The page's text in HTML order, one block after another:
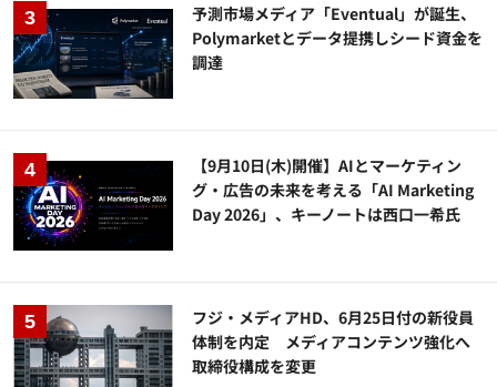
予測市場メディア「Eventual」が誕生、
Polymarketとデータ提携しシード資金を
調達
【9月10日(木)開催】AIとマーケティン
グ・広告の未来を考える「AI Marketing
Day 2026」、キーノートは西口一希氏
フジ・メディアHD、6月25日付の新役員
体制を内定 メディアコンテンツ強化へ
取締役構成を変更